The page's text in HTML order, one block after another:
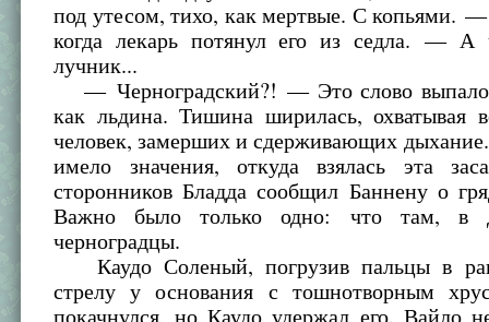
под утесом, тихо, как мертвые. С копьями.
когда лекарь потянул его из седла. — А
лучник...
— Черноградский?! — Это слово выпало
как льдина. Тишина ширилась, охватывая
человек, замерших и сдерживающих
имело значения, откуда взялась эта
сторонников Бладда сообщил Баннену о
Важно было только одно: что там, в
черноградцы.
Каудо Соленый, погрузив пальцы в
стрелу у основания с тошнотворным
покачнулся, но Каудо удержал его. Вайло